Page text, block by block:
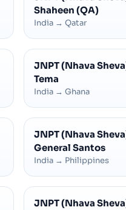
Shaheen (QA)
India → Qatar
JNPT (Nhava
Tema
India → Ghana
JNPT (Nhava
General Santos
India → Philippines
JNPT (Nhava